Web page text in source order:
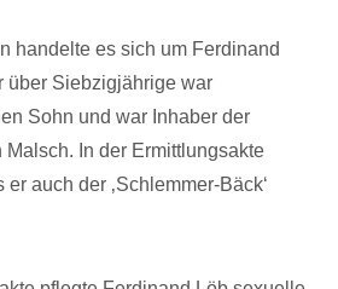
handelte es sich um Ferdinand
über Siebzigjährige war
Sohn und war Inhaber der
In der Ermittlungsakte
auch der ‚Schlemmer-Bäck‘